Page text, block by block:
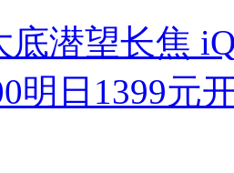
底潜望长焦
明日1399元